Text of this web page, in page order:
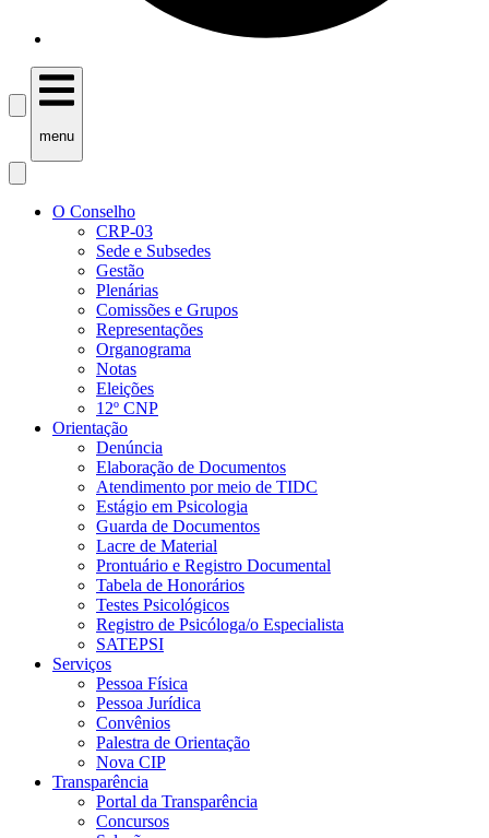
menu
O Conselho
CRP-03
Sede e Subsedes
Gestão
Plenárias
Comissões e Grupos
Representações
Organograma
Notas
Eleições
12º CNP
Orientação
Denúncia
Elaboração de Documentos
Atendimento por meio de TIDC
Estágio em Psicologia
Guarda de Documentos
Lacre de Material
Prontuário e Registro Documental
Tabela de Honorários
Testes Psicológicos
Registro de Psicóloga/o Especialista
SATEPSI
Serviços
Pessoa Física
Pessoa Jurídica
Convênios
Palestra de Orientação
Nova CIP
Transparência
Portal da Transparência
Concursos